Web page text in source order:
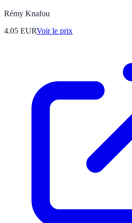
Rémy Knafou
4.05 EURVoir le prix